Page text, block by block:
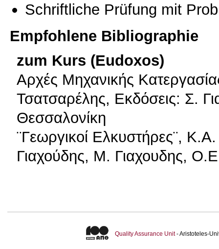
Schriftliche Prüfung mit
Empfohlene Bibliographie
zum Kurs (Eudoxos)
Αρχές Μηχανικής
Τσατσαρέλης, Εκδόσεις: Σ.
Θεσσαλονίκη
¨Γεωργικοί Ελκυστήρες¨,
Γιαχούδης, Μ. Γιαχουδης,
Quality Assurance Unit- Aristoteles-